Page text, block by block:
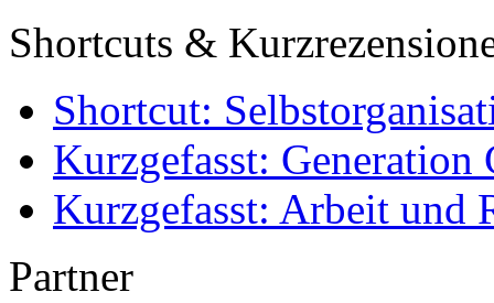
Shortcuts &
Shortcut:
Kurzgefasst: Generation
Kurzgefasst: Arbeit und
Partner